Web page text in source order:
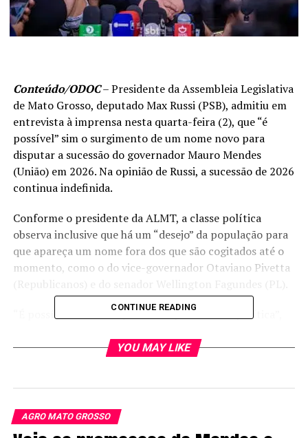
Conteúdo/ODOC– Presidente da Assembleia Legislativa
de Mato Grosso, deputado Max Russi (PSB), admitiu em
entrevista à imprensa nesta quarta-feira (2), que “é
possível” sim o surgimento de um nome novo para
disputar a sucessão do governador Mauro Mendes
(União) em 2026. Na opinião de Russi, a sucessão de 2026
continua indefinida.
Conforme o presidente da ALMT, a classe política
observa inclusive que há um “desejo” da população para
que apareça um nome fora dos que são cogitados até o
momento, como o do vice-governador Otaviano Pivetta
“É possível…eu acho que tudo é possível em política”,
gente vê na população – talvez – um desejo de que
“Nós tivemos em 2002 o nome do empresário Blairo
Maggi que surgiu na reta final da campanha e ganhou o
CONTINUE READING
YOU MAY LIKE
AGRO MATO GROSSO